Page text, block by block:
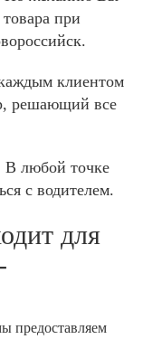
при
клиентом
решающий все
В любой точке
с водителем.
для
предоставляем